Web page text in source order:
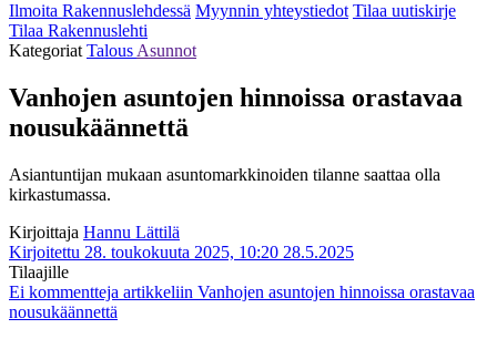
Ilmoita Rakennuslehdessä Myynnin yhteystiedot Tilaa uutiskirje
Tilaa Rakennuslehti
KategoriatTalousAsunnot
Vanhojen asuntojen hinnoissa orastavaa
nousukäännettä
Asiantuntijan mukaan asuntomarkkinoiden tilanne saattaa olla
kirkastumassa.
Kirjoittaja Hannu Lättilä
Kirjoitettu 28. toukokuuta 2025, 10:20 28.5.2025
Tilaajille
Ei kommentteja artikkeliin Vanhojen asuntojen hinnoissa orastavaa
nousukäännettä